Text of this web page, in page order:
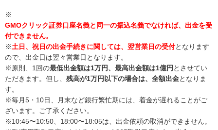
※
GMOクリック証券口座名義と同一の振込名義でなければ、出金を受
付できません。
※土日、祝日の出金手続きに関しては、翌営業日の受付となります
ので、出金日は翌々営業日となります。
※ 原則、1回の最低出金額は1万円、最高出金額は1億円 とさせてい
ただきます。但し、 残高が1万円以下の場合は、全額出金となりま
す。
※毎月5・10日、月末など銀行繁忙期には、着金が遅れることがご
ざいます。ご了承ください。
※10:45〜10:50、18:00〜18:05は、出金依頼の取消ができません。